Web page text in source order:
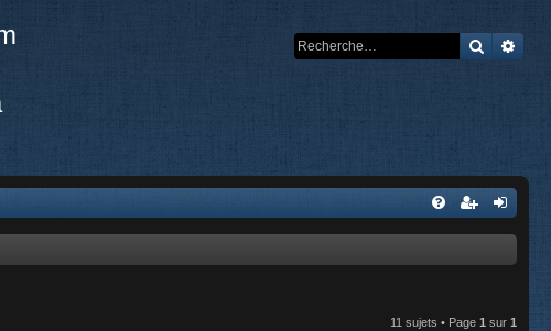
11 sujets • Page 1 sur 1